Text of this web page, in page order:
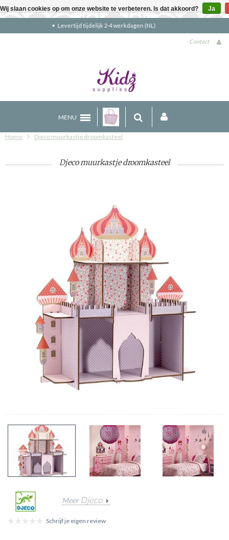
Gratis verzending boven €90 (NL)
Contact
MENU
Home Djeco muurkastje droomkasteel
Djeco muurkastje droomkasteel
Meer Djeco
Schrijf je eigen review
Wij slaan cookies op om onze website te verbeteren. Is dat akkoord? Ja